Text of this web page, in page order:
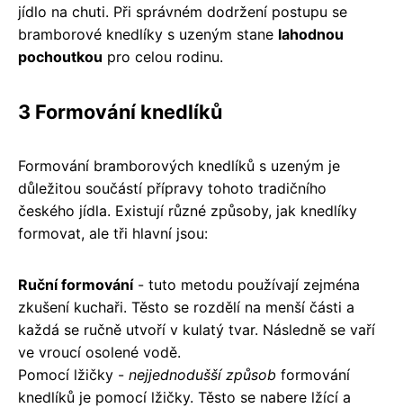
jídlo na chuti. Při správném dodržení postupu se
bramborové knedlíky s uzeným stane lahodnou
pochoutkou pro celou rodinu.
3 Formování knedlíků
Formování bramborových knedlíků s uzeným je
důležitou součástí přípravy tohoto tradičního
českého jídla. Existují různé způsoby, jak knedlíky
formovat, ale tři hlavní jsou:
Ruční formování- tuto metodu používají zejména
zkušení kuchaři. Těsto se rozdělí na menší části a
každá se ručně utvoří v kulatý tvar. Následně se vaří
ve vroucí osolené vodě.
Pomocí lžičky - nejjednodušší způsob formování
knedlíků je pomocí lžičky. Těsto se nabere lžící a